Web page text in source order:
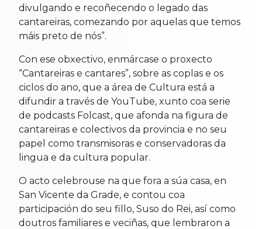
divulgando e recoñecendo o legado das
cantareiras, comezando por aquelas que temos
máis preto de nós”.
Con ese obxectivo, enmárcase o proxecto
“Cantareiras e cantares”, sobre as coplas e os
ciclos do ano, que a área de Cultura está a
difundir a través de YouTube, xunto coa serie
de podcasts Folcast, que afonda na figura de
cantareiras e colectivos da provincia e no seu
papel como transmisoras e conservadoras da
lingua e da cultura popular.
O acto celebrouse na que fora a súa casa, en
San Vicente da Grade, e contou coa
participación do seu fillo, Suso do Rei, así como
doutros familiares e veciñas, que lembraron a